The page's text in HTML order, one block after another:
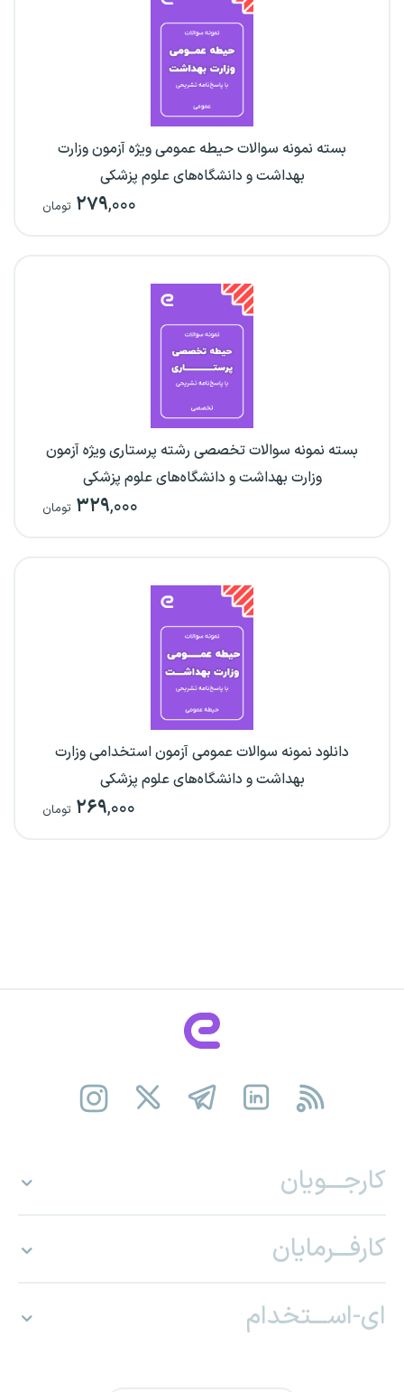
بسته نمونه سوالات حیطه عمومی ویژه آزمون وزارت
بهداشت و دانشگاه‌های علوم پزشکی
۲۷۹,۰۰۰ تومان
بسته نمونه سوالات تخصصی رشته پرستاری ویژه آزمون
وزارت بهداشت و دانشگاه‌های علوم پزشکی
۳۲۹,۰۰۰ تومان
دانلود نمونه سوالات عمومی آزمون استخدامی وزارت
بهداشت و دانشگاه‌های علوم پزشکی
۲۶۹,۰۰۰ تومان
کارجـــویان
کارفـــرمایان
ای-اســـتخدام